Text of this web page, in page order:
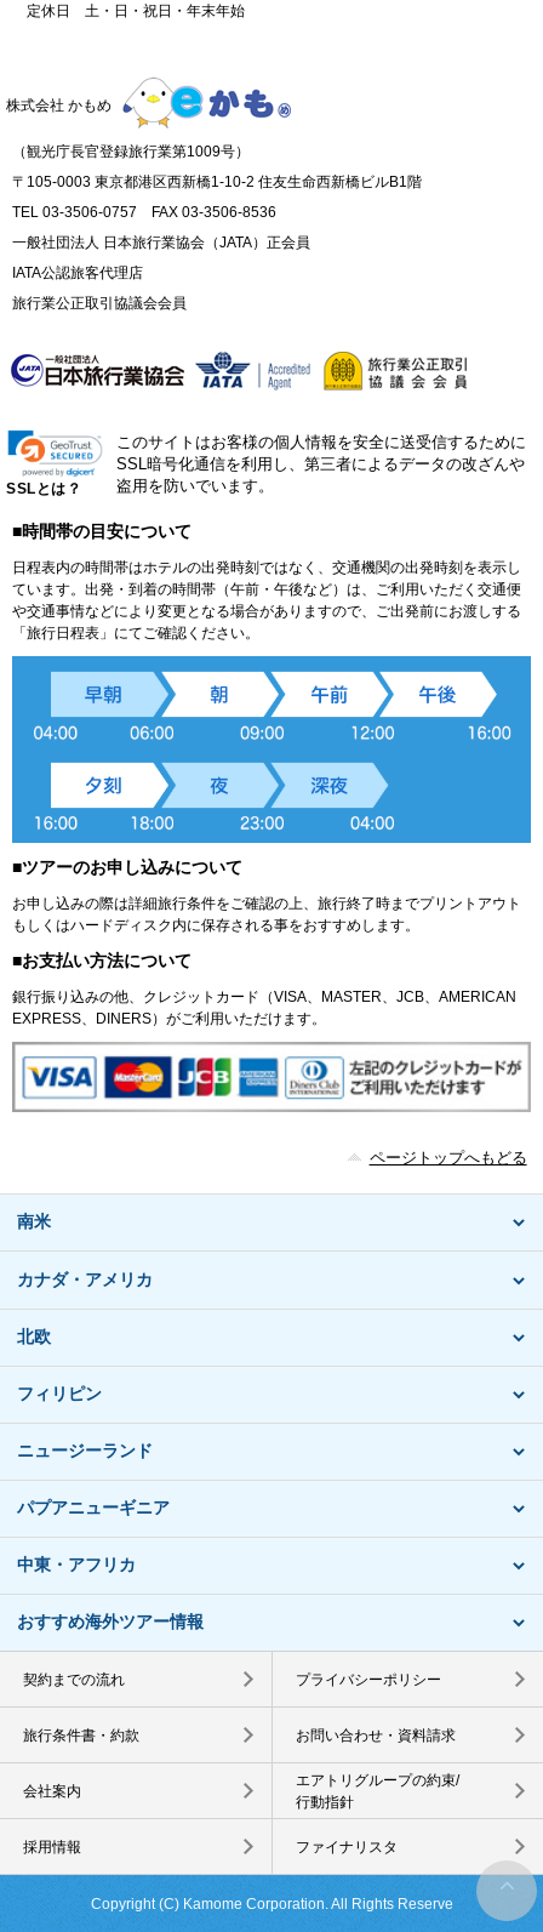
定休日 土・日・祝日・年末年始
株式会社 かもめ
（観光庁長官登録旅行業第1009号）
〒105-0003 東京都港区西新橋1-10-2 住友生命西新橋ビルB1階
TEL 03-3506-0757 FAX 03-3506-8536
一般社団法人 日本旅行業協会（JATA）正会員
IATA公認旅客代理店
旅行業公正取引協議会会員
SSLとは？
このサイトはお客様の個人情報を安全に送受信するために
SSL暗号化通信を利用し、第三者によるデータの改ざんや
盗用を防いでいます。
■時間帯の目安について
日程表内の時間帯はホテルの出発時刻ではなく、交通機関の出発時刻を表示し
ています。出発・到着の時間帯（午前・午後など）は、ご利用いただく交通便
や交通事情などにより変更となる場合がありますので、ご出発前にお渡しする
「旅行日程表」にてご確認ください。
■ツアーのお申し込みについて
お申し込みの際は詳細旅行条件をご確認の上、旅行終了時までプリントアウト
もしくはハードディスク内に保存される事をおすすめします。
■お支払い方法について
銀行振り込みの他、クレジットカード（VISA、MASTER、JCB、AMERICAN
EXPRESS、DINERS）がご利用いただけます。
ページトップへもどる
南米
カナダ・アメリカ
北欧
フィリピン
ニュージーランド
パプアニューギニア
中東・アフリカ
おすすめ海外ツアー情報
契約までの流れ プライバシーポリシー
旅行条件書・約款 お問い合わせ・資料請求
会社案内
エアトリグループの約束/
行動指針
採用情報 ファイナリスタ
Copyright (C) Kamome Corporation. All Rights Reserve